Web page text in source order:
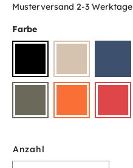
Musterversand 2-3 Werktage
Farbe
Anzahl